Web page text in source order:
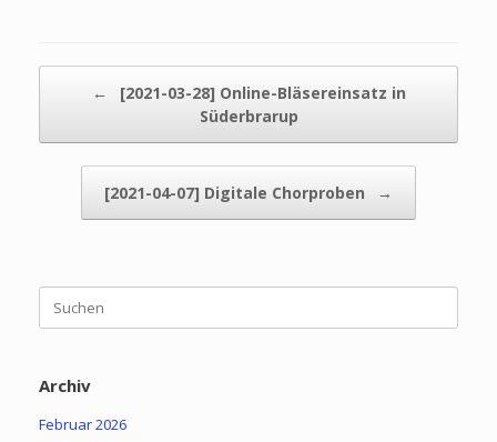
←
[2021-03-28] Online-Bläsereinsatz in
Süderbrarup
[2021-04-07] Digitale Chorproben →
Suchen
nach:
Archiv
Februar 2026